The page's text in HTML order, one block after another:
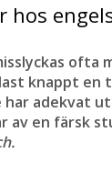
hos
ofta
knappt en
har adekvat
av en färsk